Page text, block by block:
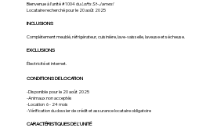
Bienvenue à l’unité #1004 duLofts St-James!
Locataire recherché pour le 20 août 2025
INCLUSIONS
Complètement meublé, réfrigérateur, cuisinière, lave-vaisselle, laveuse et sécheuse.
EXCLUSIONS
Électricité et internet.
CONDITIONS DE LOCATION
-Disponible pour le 20 août 2025
-Animaux non acceptés
-Location 6 - 24 mois
-Vérification du dossier de crédit et assurance locataire obligatoire
CARACTÉRISTIQUES DE L'UNITÉ